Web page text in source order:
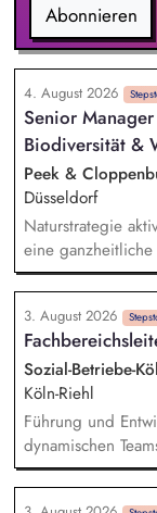
Abonnieren
4. August 2026
Senior
Biodiversität &
Peek &
Düsseldorf
Naturstrategie
eine
und Wasser, um
minimieren.
identifizierst
Risiken und
ab. Ziele und
Messgrößen und
Zusammenarbeit
erfolgreich um.
3. August 2026
Sozial-Betriebe-
Köln-Riehl
Führung und
dynamischen
und
Mitwirkung an der